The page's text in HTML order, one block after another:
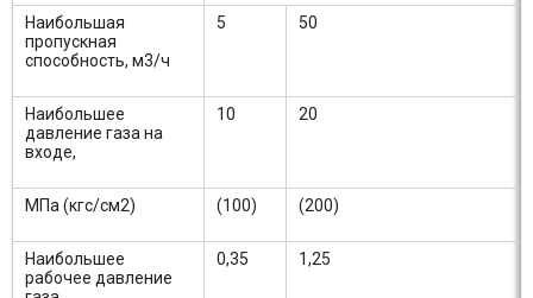
Наибольшая
пропускная
способность, м3/ч
5 50
Наибольшее
давление газа на
входе,
10 20
МПа (кгс/см2) (100) (200)
Наибольшее
рабочее давление
0,35 1,25